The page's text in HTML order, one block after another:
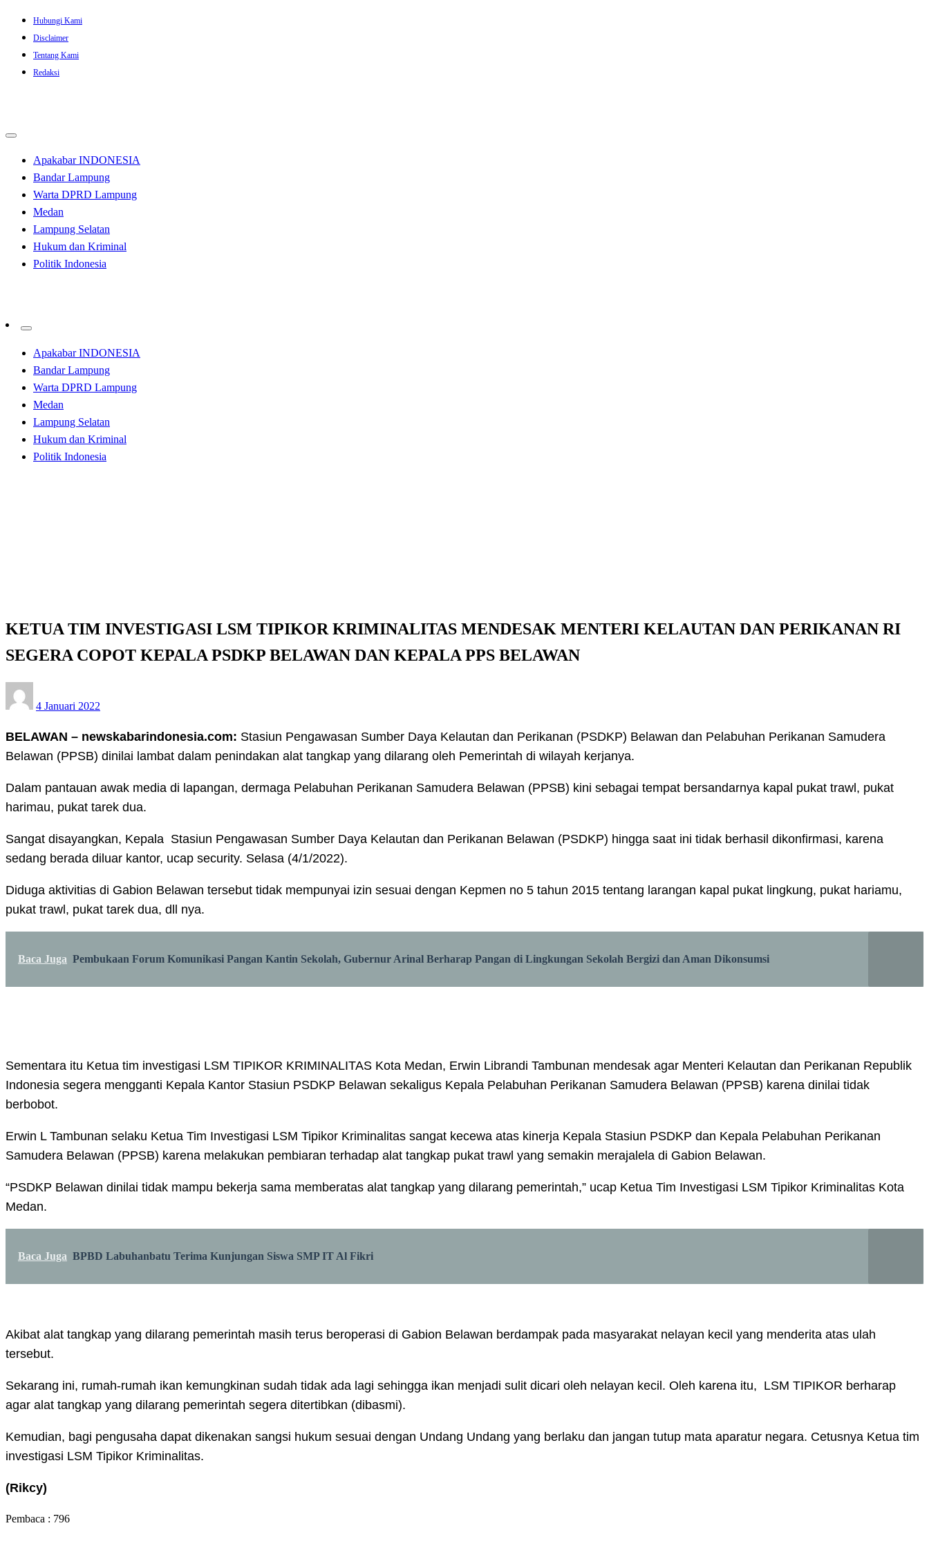
Skip
content
Hubungi Kami
Disclaimer
Tentang Kami
Redaksi
Apakabar INDONESIA
Bandar Lampung
Warta DPRD Lampung
Medan
Lampung Selatan
Hukum dan Kriminal
Politik Indonesia
Apakabar INDONESIA
Bandar Lampung
Warta DPRD Lampung
Medan
Lampung Selatan
Hukum dan Kriminal
Politik Indonesia
KETUA TIM INVESTIGASI LSM TIPIKOR KRIMINALITAS MENDESAK MENTERI KELAUTAN DAN PERIKANAN RI
SEGERA COPOT KEPALA PSDKP BELAWAN DAN KEPALA PPS BELAWAN
on
4 Januari 2022
BELAWAN – newskabarindonesia.com: Stasiun Pengawasan Sumber Daya Kelautan dan Perikanan (PSDKP) Belawan dan Pelabuhan Perikanan Samudera
Belawan (PPSB) dinilai lambat dalam penindakan alat tangkap yang dilarang oleh Pemerintah di wilayah kerjanya.
Dalam pantauan awak media di lapangan, dermaga Pelabuhan Perikanan Samudera Belawan (PPSB) kini sebagai tempat bersandarnya kapal pukat trawl, pukat
harimau, pukat tarek dua.
Sangat disayangkan, Kepala Stasiun Pengawasan Sumber Daya Kelautan dan Perikanan Belawan (PSDKP) hingga saat ini tidak berhasil dikonfirmasi, karena
sedang berada diluar kantor, ucap security. Selasa (4/1/2022).
Diduga aktivitias di Gabion Belawan tersebut tidak mempunyai izin sesuai dengan Kepmen no 5 tahun 2015 tentang larangan kapal pukat lingkung, pukat hariamu,
pukat trawl, pukat tarek dua, dll nya.
Baca Juga Pembukaan Forum Komunikasi Pangan Kantin Sekolah, Gubernur Arinal Berharap Pangan di Lingkungan Sekolah Bergizi dan Aman Dikonsumsi
Sementara itu Ketua tim investigasi LSM TIPIKOR KRIMINALITAS Kota Medan, Erwin Librandi Tambunan mendesak agar Menteri Kelautan dan Perikanan Republik
Indonesia segera mengganti Kepala Kantor Stasiun PSDKP Belawan sekaligus Kepala Pelabuhan Perikanan Samudera Belawan (PPSB) karena dinilai tidak
berbobot.
Erwin L Tambunan selaku Ketua Tim Investigasi LSM Tipikor Kriminalitas sangat kecewa atas kinerja Kepala Stasiun PSDKP dan Kepala Pelabuhan Perikanan
Samudera Belawan (PPSB) karena melakukan pembiaran terhadap alat tangkap pukat trawl yang semakin merajalela di Gabion Belawan.
“PSDKP Belawan dinilai tidak mampu bekerja sama memberatas alat tangkap yang dilarang pemerintah,” ucap Ketua Tim Investigasi LSM Tipikor Kriminalitas Kota
Medan.
Baca Juga BPBD Labuhanbatu Terima Kunjungan Siswa SMP IT Al Fikri
Akibat alat tangkap yang dilarang pemerintah masih terus beroperasi di Gabion Belawan berdampak pada masyarakat nelayan kecil yang menderita atas ulah
tersebut.
Sekarang ini, rumah-rumah ikan kemungkinan sudah tidak ada lagi sehingga ikan menjadi sulit dicari oleh nelayan kecil. Oleh karena itu, LSM TIPIKOR berharap
agar alat tangkap yang dilarang pemerintah segera ditertibkan (dibasmi).
Kemudian, bagi pengusaha dapat dikenakan sangsi hukum sesuai dengan Undang Undang yang berlaku dan jangan tutup mata aparatur negara. Cetusnya Ketua tim
investigasi LSM Tipikor Kriminalitas.
(Rikcy)
Pembaca : 796